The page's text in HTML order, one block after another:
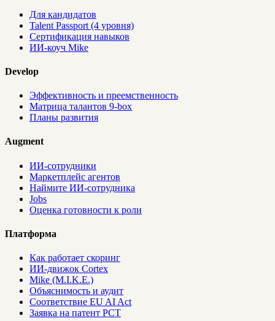
Для кандидатов
Talent Passport (4 уровня)
Сертификация навыков
ИИ-коуч Mike
Develop
Эффективность и преемственность
Матрица талантов 9-box
Планы развития
Augment
ИИ-сотрудники
Маркетплейс агентов
Наймите ИИ-сотрудника
Jobs
Оценка готовности к роли
Платформа
Как работает скоринг
ИИ-движок Cortex
Mike (M.I.K.E.)
Объяснимость и аудит
Соответствие EU AI Act
Заявка на патент PCT